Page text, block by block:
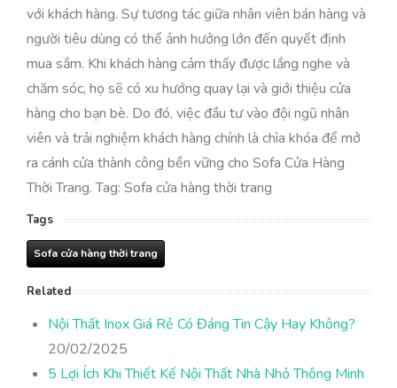
với khách hàng. Sự tương tác giữa nhân viên bán hàng và
người tiêu dùng có thể ảnh hưởng lớn đến quyết định
mua sắm. Khi khách hàng cảm thấy được lắng nghe và
chăm sóc, họ sẽ có xu hướng quay lại và giới thiệu cửa
hàng cho bạn bè. Do đó, việc đầu tư vào đội ngũ nhân
viên và trải nghiệm khách hàng chính là chìa khóa để mở
ra cánh cửa thành công bền vững cho Sofa Cửa Hàng
Thời Trang. Tag: Sofa cửa hàng thời trang
Tags
Sofa cửa hàng thời trang
Related
Nội Thất Inox Giá Rẻ Có Đáng Tin Cậy Hay Không?
20/02/2025
5 Lợi Ích Khi Thiết Kế Nội Thất Nhà Nhỏ Thông Minh